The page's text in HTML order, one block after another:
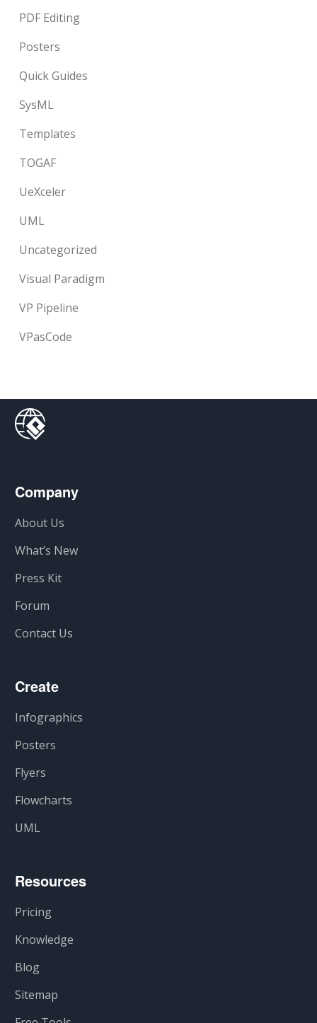
PDF Editing
Posters
Quick Guides
SysML
Templates
TOGAF
UeXceler
UML
Uncategorized
Visual Paradigm
VP Pipeline
VPasCode
Company
About Us
What’s New
Press Kit
Forum
Contact Us
Create
Infographics
Posters
Flyers
Flowcharts
UML
Resources
Pricing
Knowledge
Blog
Sitemap